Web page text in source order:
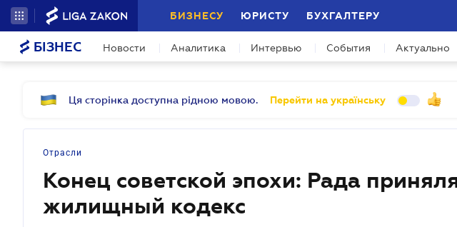
БИЗНЕСУ ЮРИСТУ БУХГАЛТЕРУ
БІЗНЕС Новости Аналитика Интервью События Актуально
Ця сторінка доступна рідною мовою. Перейти на українську
Отрасли
Конец советской эпохи: Рада
жилищный кодекс